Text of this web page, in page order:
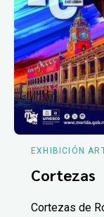
EXHIBICIÓN
Cortezas
Cortezas de